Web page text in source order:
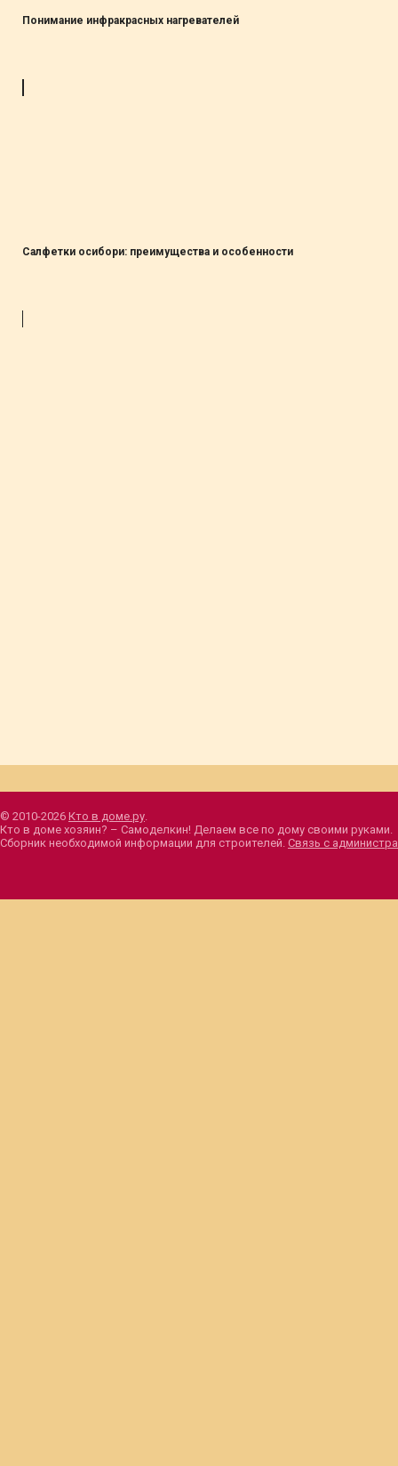
Понимание инфракрасных нагревателей
Салфетки осибори: преимущества и особенности
© 2010-2026 Кто в доме.ру.
Кто в доме хозяин? – Самоделкин! Делаем все по дому своими руками.
Сборник необходимой информации для строителей. Связь с